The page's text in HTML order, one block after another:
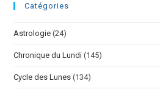
Catégories
Astrologie (24)
Chronique du Lundi (145)
Cycle des Lunes (134)